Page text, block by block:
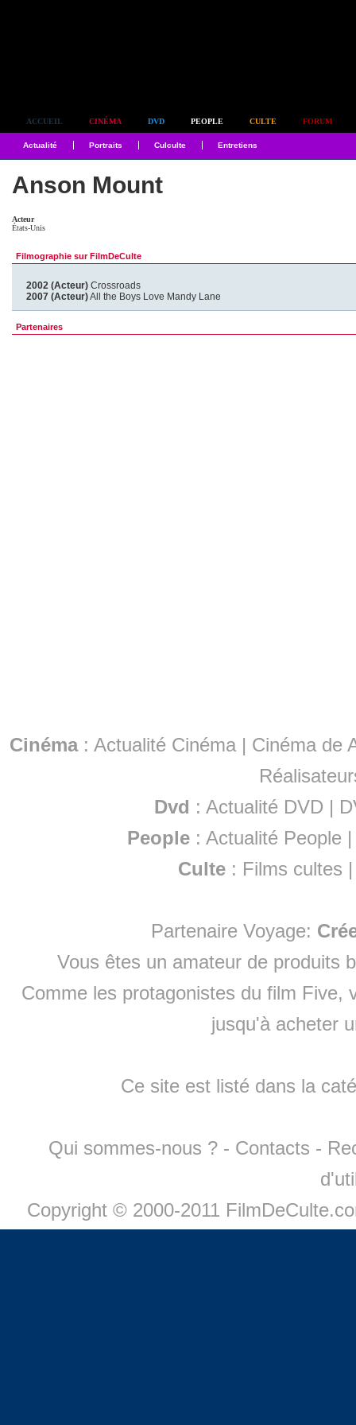
ACCUEIL CINÉMA DVD PEOPLE CULTE FORUM
Actualité Portraits Culculte Entretiens
Anson Mount
Acteur
États-Unis
Filmographie sur FilmDeCulte
2002 (Acteur) Crossroads
2007 (Acteur)All the Boys Love Mandy Lane
Partenaires
Cinéma: Actualité Cinéma | Cinéma de
Dvd : Actualité DVD |
People :Actualité People
Culte : Films cultes
Partenaire Voyage:
Vous êtes un amateur de produits
Comme les protagonistes du film Five,
jusqu'à acheter
Ce site est listé dans la
Qui sommes-nous ? - Contacts -
Copyright © 2000-2011